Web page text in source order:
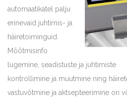
automaatikatel palju
erinevaid juhtimis- ja
häiretoiminguid.
Mõõtmisinfo
lugemine, seadistuste ja juhtimiste
kontrollimine ja muutmine ning
vastuvõtmine ja aktsepteerimine on